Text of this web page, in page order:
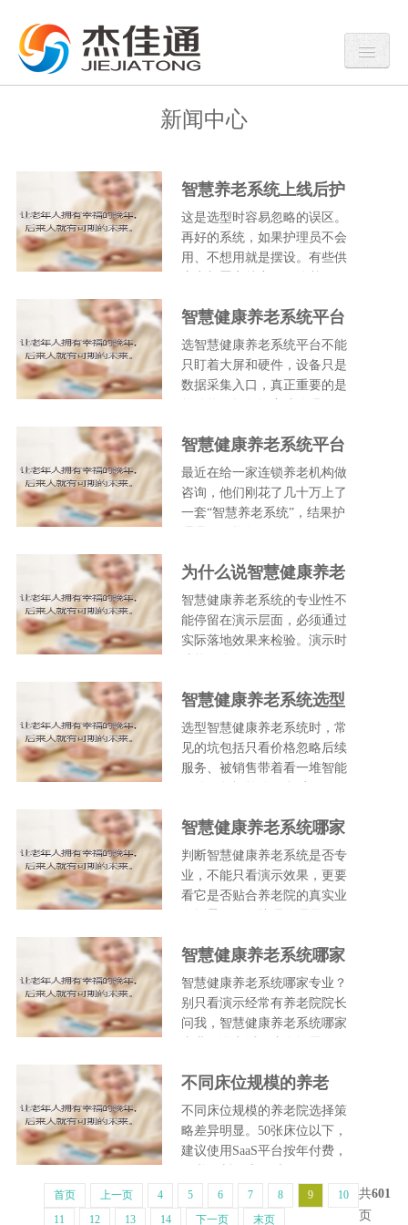
新闻中心
智慧养老系统上线后护
理员不会用、不想用怎
么办？
这是选型时容易忽略的误区。
再好的系统，如果护理员不会
用、不想用就是摆设。有些供
智慧健康养老系统平台
怎么选？只看大屏和硬
件行吗？
选智慧健康养老系统平台不能
只盯着大屏和硬件，设备只是
数据采集入口，真正重要的是
智慧健康养老系统平台
怎么选？别只盯着大屏
和硬件
最近在给一家连锁养老机构做
咨询，他们刚花了几十万上了
一套“智慧养老系统”，结果护
为什么说智慧健康养老
系统的专业性要从落地
效果判断？杰佳通在落
地方面有何优势？
智慧健康养老系统的专业性不
能停留在演示层面，必须通过
实际落地效果来检验。演示时
智慧健康养老系统选型
时，如何避免常见坑？
比如只看价格或硬件？
选型智慧健康养老系统时，常
见的坑包括只看价格忽略后续
服务、被销售带着看一堆智能
智慧健康养老系统哪家
专业？判断系统是否专
业的关键指标有哪些？
判断智慧健康养老系统是否专
业，不能只看演示效果，更要
看它是否贴合养老院的真实业
智慧健康养老系统哪家
专业？从落地效果看选
型关键
智慧健康养老系统哪家专业？
别只看演示经常有养老院院长
问我，智慧健康养老系统哪家
不同床位规模的养老
院，分别适合什么样的
智慧健康养老系统？
不同床位规模的养老院选择策
略差异明显。50张床位以下，
建议使用SaaS平台按年付费，
首页 上一页 4 5 6 7 8 9
10
11
12 13 14 下一页 末页
共601
页